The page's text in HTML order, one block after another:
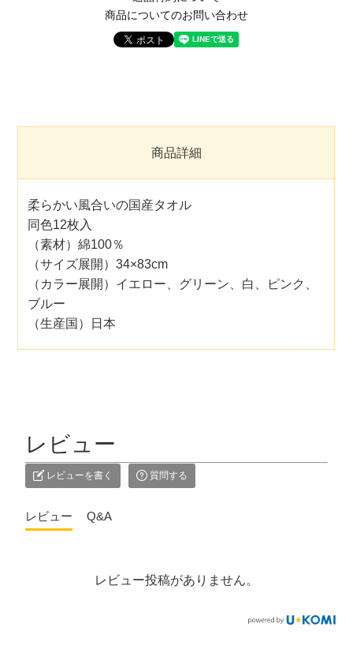
商品についてのお問い合わせ
商品詳細
柔らかい風合いの国産タオル
同色12枚入
（素材）綿100％
（サイズ展開）34×83cm
（カラー展開）イエロー、グリーン、白、ピンク、
ブルー
（生産国）日本
レビュー
レビューを書く 質問する
レビュー Q&A
レビュー投稿がありません。